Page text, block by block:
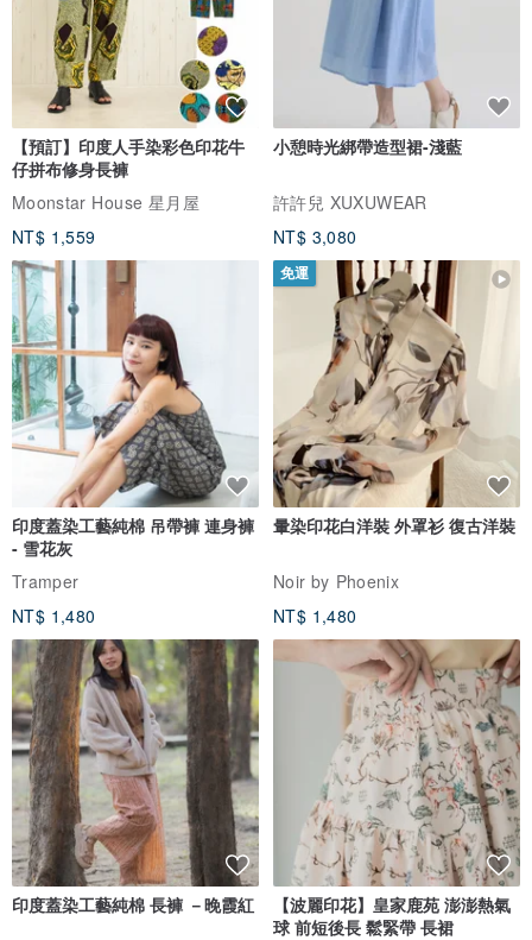
【預訂】印度人手染彩色印花牛
仔拼布修身長褲
Moonstar House 星月屋
NT$ 1,559
小憩時光綁帶造型裙-淺藍
許許兒 XUXUWEAR
NT$ 3,080
印度蓋染工藝純棉 吊帶褲 連身褲
- 雪花灰
Tramper
NT$ 1,480
免運
暈染印花白洋裝 外罩衫 復古洋裝
Noir by Phoenix
NT$ 1,480
印度蓋染工藝純棉 長褲 －晚霞紅
【波麗印花】皇家鹿苑 澎澎熱氣
球 前短後長 鬆緊帶 長裙